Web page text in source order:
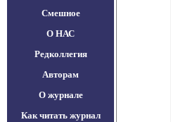
Смешное
О НАС
Редколлегия
Авторам
О журнале
Как читать журнал